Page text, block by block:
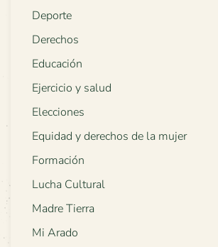
Deporte
Derechos
Educación
Ejercicio y salud
Elecciones
Equidad y derechos de la mujer
Formación
Lucha Cultural
Madre Tierra
Mi Arado